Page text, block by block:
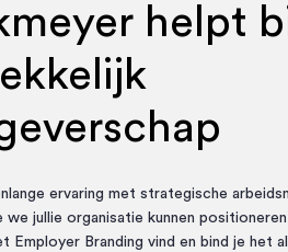
helpt
ervaring met strategische
jullie organisatie kunnen
Employer Branding vind en bind je het